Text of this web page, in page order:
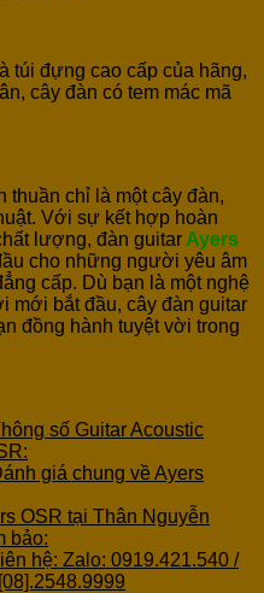
là túi đựng cao cấp của hãng,
cây đàn có tem mác mã
thuần chỉ là một cây đàn,
Với sự kết hợp hoàn
lượng, đàn guitar Ayers
cho những người yêu âm
cấp. Dù bạn là một nghệ
mới bắt đầu, cây đàn guitar
đồng hành tuyệt vời trong
số Guitar Acoustic
giá chung về Ayers
OSR tại Thân Nguyễn
bảo:
hệ: Zalo: 0919.421.540 /